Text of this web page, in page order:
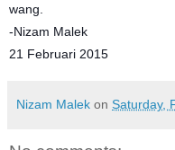
wang.
-Nizam Malek
21 Februari 2015
Nizam Malek on Saturday,